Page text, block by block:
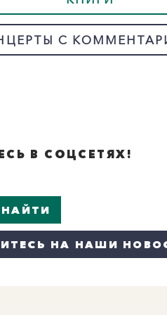
С
В СОЦСЕТЯХ!
НА НАШИ